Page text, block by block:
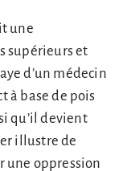
une
supérieurs et
d’un médecin
à base de pois
qu’il devient
illustre de
une oppression